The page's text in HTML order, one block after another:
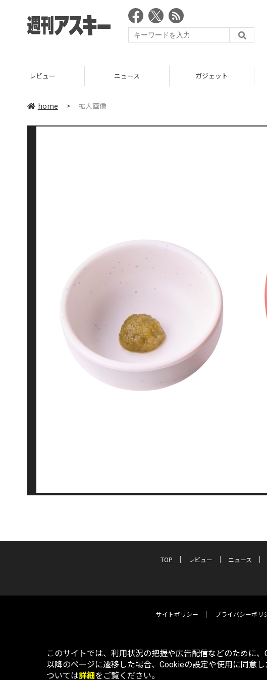
レビュー ニュース ガジェット
home > 拡大画像
TOP レビュー ニュース
サイトポリシー プライバシーポリ
このサイトでは、利用状況の把握や広告配信などのために
以降のページに遷移した場合、Cookieの設定や使用に同意
ついては詳細をご覧ください。